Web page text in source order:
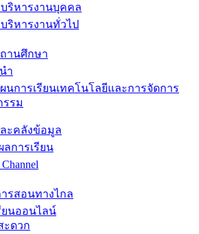
ริหารงานบุคคล
ริหารงานทั่วไป
านศึกษา
ำ
นการเรียนเทคโนโลยีและการจัดการ
รรม
ะคลังข้อมูล
ลการเรียน
ารสอนทางไกล
ยนออนไลน์
ะดวก